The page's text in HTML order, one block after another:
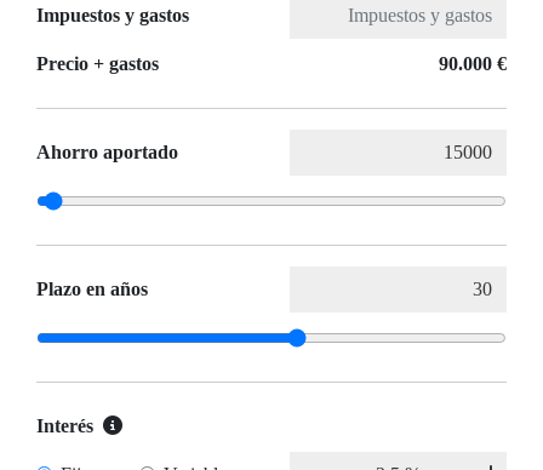
Impuestos y gastos
Precio + gastos 90.000 €
Ahorro aportado
Plazo en años
Interés